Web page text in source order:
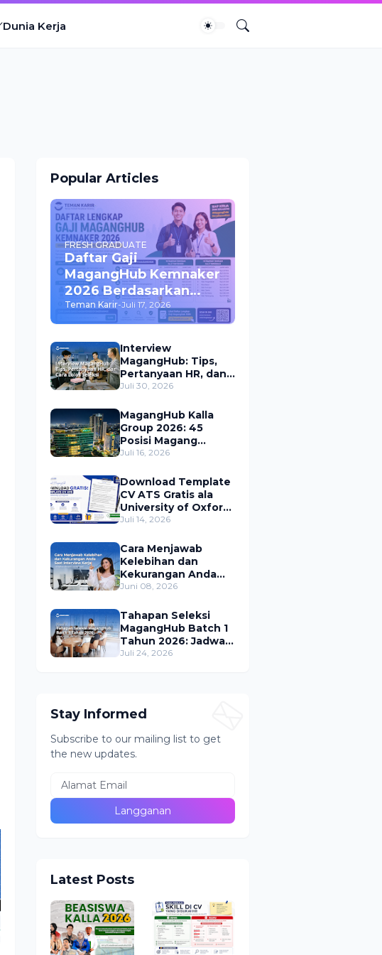
Dunia Kerja
Popular Articles
FRESH GRADUATE
Daftar Gaji
MagangHub Kemnaker
2026 Berdasarkan
UMK & UMP Seluruh
Indonesia
Teman Karir-Juli 17, 2026
Interview
MagangHub: Tips,
Pertanyaan HR, dan
Cara Lolos Seleksi
Juli 30, 2026
MagangHub Kalla
Group 2026: 45
Posisi Magang
Dibuka
Juli 16, 2026
Download Template
CV ATS Gratis ala
University of Oxford
untuk MagangHub
Juli 14, 2026
Cara Menjawab
Kelebihan dan
Kekurangan Anda
Saat Interview Kerja
Juni 08, 2026
Tahapan Seleksi
MagangHub Batch 1
Tahun 2026: Jadwal,
Proses, dan Tips
Juli 24, 2026
Stay Informed
Subscribe to our mailing list to get
the new updates.
Latest Posts